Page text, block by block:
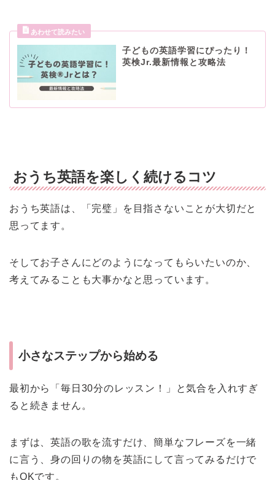
子どもの英語学習にぴったり！
英検Jr.最新情報と攻略法
おうち英語を楽しく続けるコツ
おうち英語は、「完璧」を目指さないことが大切だと
思ってます。
そしてお子さんにどのようになってもらいたいのか、
考えてみることも大事かなと思っています。
小さなステップから始める
最初から「毎日30分のレッスン！」と気合を入れすぎ
ると続きません。
まずは、英語の歌を流すだけ、簡単なフレーズを一緒
に言う、身の回りの物を英語にして言ってみるだけで
もOKです。